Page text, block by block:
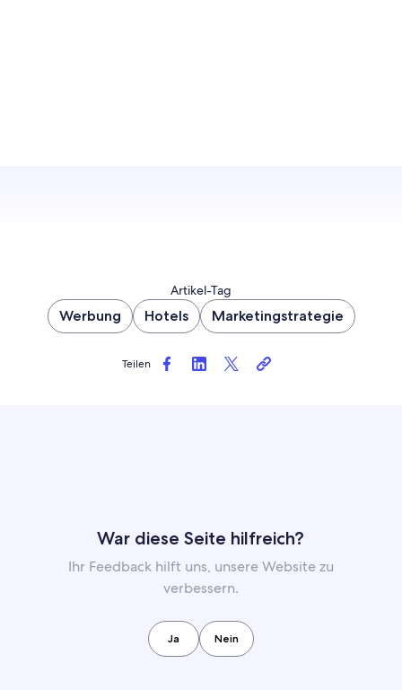
Artikel-Tag
Werbung Hotels Marketingstrategie
Teilen
War diese Seite hilfreich?
Ihr Feedback hilft uns, unsere Website zu
verbessern.
Ja Nein